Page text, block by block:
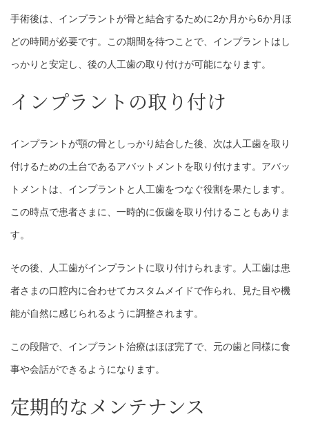
手術後は、インプラントが骨と結合するために2か月から6か月ほ
どの時間が必要です。この期間を待つことで、インプラントはし
っかりと安定し、後の人工歯の取り付けが可能になります。
インプラントの取り付け
インプラントが顎の骨としっかり結合した後、次は人工歯を取り
付けるための土台であるアバットメントを取り付けます。アバッ
トメントは、インプラントと人工歯をつなぐ役割を果たします。
この時点で患者さまに、一時的に仮歯を取り付けることもありま
す。
その後、人工歯がインプラントに取り付けられます。人工歯は患
者さまの口腔内に合わせてカスタムメイドで作られ、見た目や機
能が自然に感じられるように調整されます。
この段階で、インプラント治療はほぼ完了で、元の歯と同様に食
事や会話ができるようになります。
定期的なメンテナンス